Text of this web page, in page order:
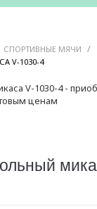
СПОРТИВНЫЕ МЯЧИ /
V-1030-4